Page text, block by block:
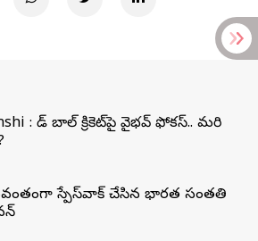
: రెడ్ బాల్ క్రికెట్‌పై వైభవ్ ఫోకస్.. మరి
స్పేస్‌వాక్‌ చేసిన భారత సంతతి